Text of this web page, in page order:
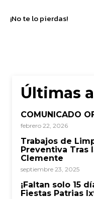
¡No te lo pierdas!
Últimas
COMUNICADO
febrero 22, 2026
Trabajos de
Preventiva Tras
Clemente
septiembre 23, 2025
¡Faltan solo 15
Fiestas Patrias